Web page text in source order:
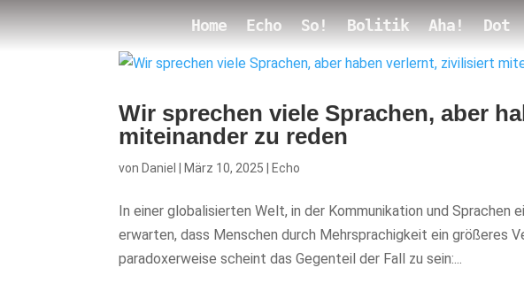
Home Echo So! Bolitik Aha! Dot
Wir sprechen viele Sprachen, aber
miteinander zu reden
von Daniel März 10, 2025 Echo
In einer globalisierten Welt, in der Kommunikation und Sprachen
erwarten, dass Menschen durch Mehrsprachigkeit ein größeres
paradoxerweise scheint das Gegenteil der Fall zu sein:...